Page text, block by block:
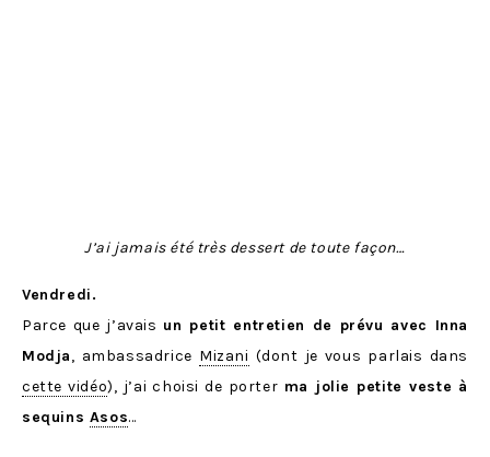
J’ai jamais été très dessert de toute façon…
Vendredi.
Parce que j’avais un petit entretien de prévu avec Inna
Modja, ambassadrice Mizani (dont je vous parlais dans
cette vidéo), j’ai choisi de porter ma jolie petite veste à
sequins Asos…